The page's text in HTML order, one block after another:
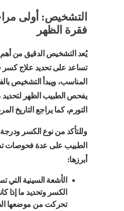
التشخيص: أولى
فقرة الظهر
يُعد التشخيص الدقيق من
تساعد على تحديد علاج كسر
المناسب، ويبدأ التشخيص
يفحص الطبيب الظهر لتحديد
التورم، كما يراجع التاريخ
وللتأكد من نوع الكسر
الطبيب على عدة فحوصات
أبرزها:
الأشعة السينية
الكسر وتحديد ما إذا
تحركت من موضعها